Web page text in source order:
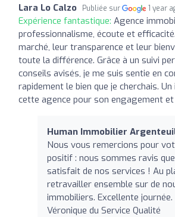
Lara Lo Calzo Publiée sur 1 year
Expérience fantastique: Agence
professionnalisme, écoute et
marché, leur transparence et leur
toute la différence. Grâce à un suivi
conseils avisés, je me suis sentie en
rapidement le bien que je cherchais.
cette agence pour son engagement
Human Immobilier
Nous vous remercions pour
positif : nous sommes ravis
satisfait de nos services ! Au
retravailler ensemble sur de
immobiliers. Excellente journée.
Véronique du Service Qualité